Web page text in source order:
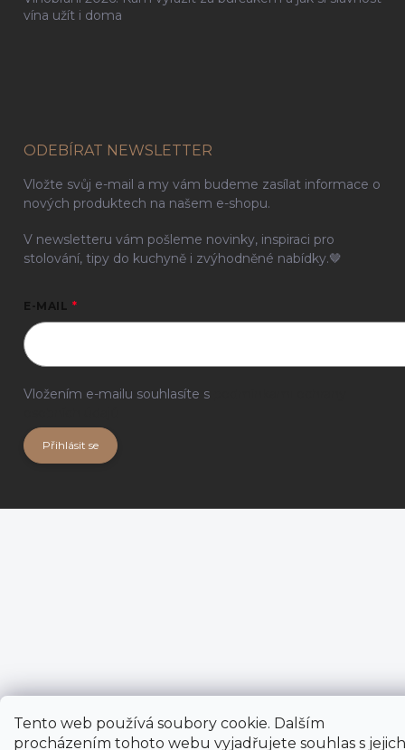
Tento web používá soubory cookie. Dalším
procházením tohoto webu vyjadřujete souhlas s jejich
vína užít i doma
ODEBÍRAT NEWSLETTER
Vložte svůj e-mail a my vám budeme zasílat informace o
nových produktech na našem e-shopu.
V newsletteru vám pošleme novinky, inspiraci pro
stolování, tipy do kuchyně i zvýhodněné nabídky.🤎
E-MAIL
Vložením e-mailu souhlasíte s
Přihlásit se